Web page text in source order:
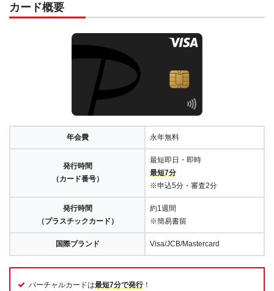
カード概要
年会費 永年無料
発行時間
（カード番号）
最短即日・即時
最短7分
※申込5分・審査2分
発行時間
（プラスチックカード）
約1週間
※簡易書留
国際ブランド Visa/JCB/Mastercard
バーチャルカードは最短7分で発行！